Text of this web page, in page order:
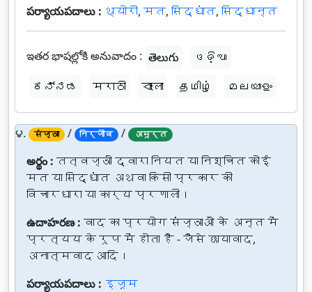
పర్యాయపదాలు : थ्योरी, मत, सिद्धांत, सिद्धान्त
ఇతర భాషల్లోకి అనువాదం : తెలుగు
ଓଡ଼ିଆ
ಕನ್ನಡ
मराठी বাংলা தமிழ் മലയാളം
౪. संज्ञा / निर्जीव / अमूर्त
అర్థం : तत्वज्ञों द्वारा नियत या निश्चित कोई
मत या सिद्धांत अथवा किसी प्रकार की
विचारधारा या कार्य प्रणाली।
ఉదాహరణ : वाद का प्रयोग संज्ञाओं के अन्त में
प्रत्यय के रूप में होता है - जैसे छायावाद,
अनात्मवाद आदि।
పర్యాయపదాలు : इज़्म